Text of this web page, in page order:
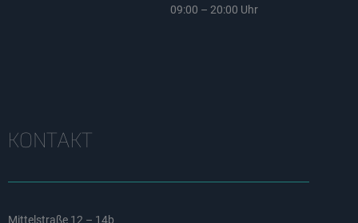
09:00 – 20:00 Uhr
KONTAKT
Mittelstraße 12 – 14b